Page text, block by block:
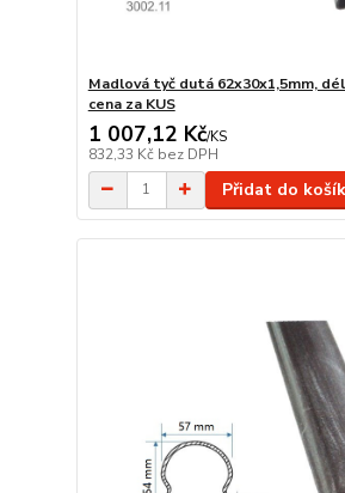
Madlová tyč dutá 62x30x1,5mm,
cena za KUS
1 007,12 Kč/KS
832,33 Kč bez DPH
Přidat do